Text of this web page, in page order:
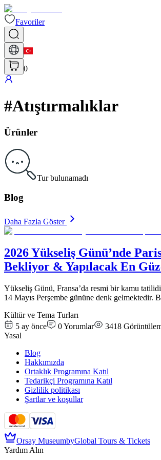
Favoriler
0
#Atıştırmalıklar
Ürünler
Tur bulunamadı
Blog
Daha Fazla Göster
2026 Yükseliş Günü’nde
Bekliyor & Yapılacak En
Yükseliş Günü, Fransa’da resmi bir kamu
14 Mayıs Perşembe gününe denk gelmektedir.
Kültür ve Tema Turları
5 ay önce
0Yorumlar 3418
Yasal
Blog
Hakkımızda
Ortaklık Programına Katıl
Tedarikçi Programına Katıl
Gizlilik politikası
Şartlar ve koşullar
Orsay MuseumbyGlobal Tours & Tickets
Yardım Alın